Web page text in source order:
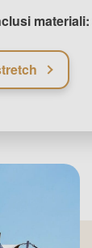
materiali: